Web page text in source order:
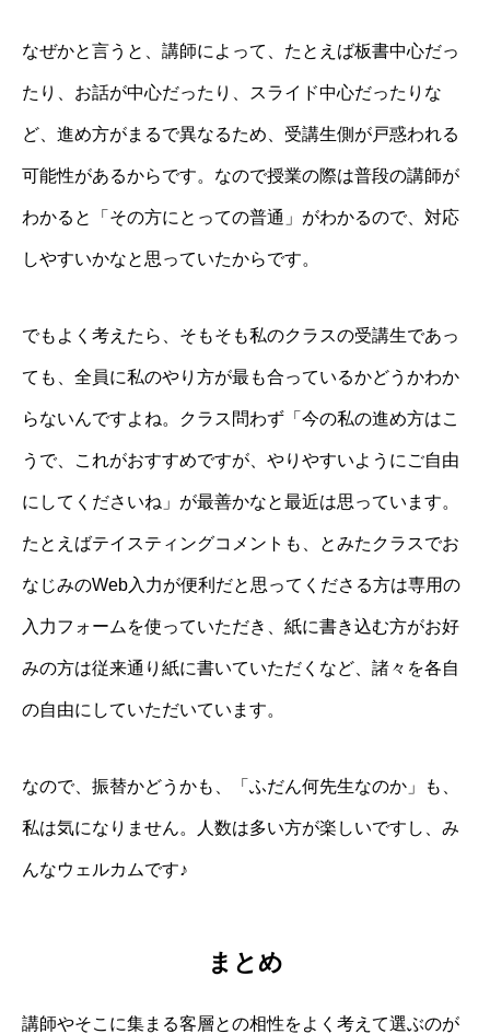
なぜかと言うと、講師によって、たとえば板書中心だっ
たり、お話が中心だったり、スライド中心だったりな
ど、進め方がまるで異なるため、受講生側が戸惑われる
可能性があるからです。なので授業の際は普段の講師が
わかると「その方にとっての普通」がわかるので、対応
しやすいかなと思っていたからです。
でもよく考えたら、そもそも私のクラスの受講生であっ
ても、全員に私のやり方が最も合っているかどうかわか
らないんですよね。クラス問わず「今の私の進め方はこ
うで、これがおすすめですが、やりやすいようにご自由
にしてくださいね」が最善かなと最近は思っています。
たとえばテイスティングコメントも、とみたクラスでお
なじみのWeb入力が便利だと思ってくださる方は専用の
入力フォームを使っていただき、紙に書き込む方がお好
みの方は従来通り紙に書いていただくなど、諸々を各自
の自由にしていただいています。
なので、振替かどうかも、「ふだん何先生なのか」も、
私は気になりません。人数は多い方が楽しいですし、み
んなウェルカムです♪
まとめ
講師やそこに集まる客層との相性をよく考えて選ぶのが